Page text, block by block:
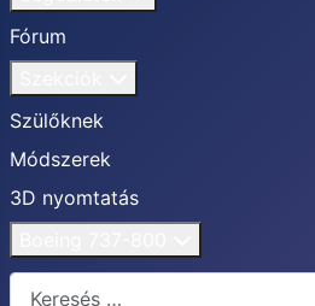
Fórum
Szülőknek
Módszerek
3D nyomtatás
Keresés...